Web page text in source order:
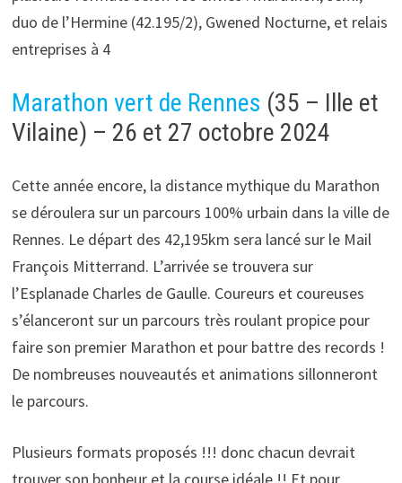
duo de l’Hermine (42.195/2), Gwened Nocturne, et relais
entreprises à 4
Marathon vert de Rennes (35 – Ille et
Vilaine) – 26 et 27 octobre 2024
Cette année encore, la distance mythique du Marathon
se déroulera sur un parcours 100% urbain dans la ville de
Rennes. Le départ des 42,195km sera lancé sur le Mail
François Mitterrand. L’arrivée se trouvera sur
l’Esplanade Charles de Gaulle. Coureurs et coureuses
s’élanceront sur un parcours très roulant propice pour
faire son premier Marathon et pour battre des records !
De nombreuses nouveautés et animations sillonneront
le parcours.
Plusieurs formats proposés !!! donc chacun devrait